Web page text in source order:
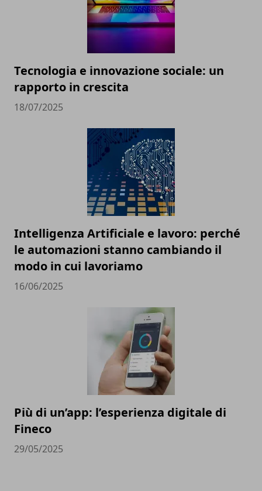
Tecnologia e innovazione sociale: un
rapporto in crescita
18/07/2025
Intelligenza Artificiale e lavoro: perché
le automazioni stanno cambiando il
modo in cui lavoriamo
16/06/2025
Più di un’app: l’esperienza digitale di
Fineco
29/05/2025